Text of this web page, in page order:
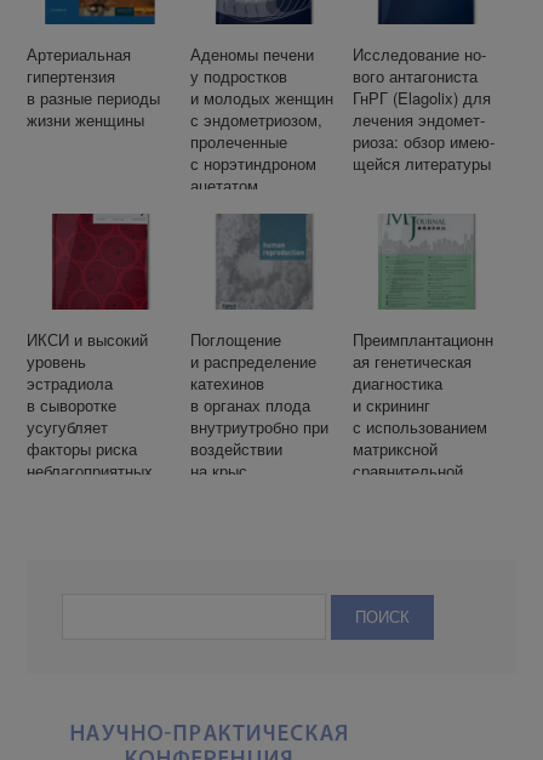
Артериальная
гипертензия
в разные периоды
жизни женщины
Аденомы печени
у подростков
и молодых женщин
с эндометриозом,
пролеченные
с норэтиндроном
ацетатом.
Ис­сле­до­ва­ние но­
во­го ан­та­го­ни­ста
ГнРГ (Elagolix) для
ле­че­ния эн­до­мет­
ри­оза: об­зор име­ю­
щей­ся ли­те­ра­ту­ры
ИКСИ и высокий
уровень
эстрадиола
в сыворотке
усугубляет
факторы риска
неблагоприятных
Поглощение
и распределение
катехинов
в органах плода
внутриутробно при
воздействии
на крыс
Преимплантационн
ая генетическая
диагностика
и скрининг
с использованием
матриксной
сравнительной
случаях